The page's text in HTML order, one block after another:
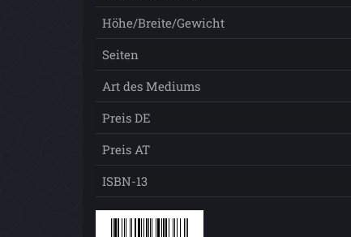
Höhe/Breite/Gewicht
Seiten
Art des Mediums
Preis DE
Preis AT
ISBN-13